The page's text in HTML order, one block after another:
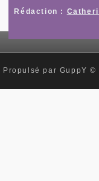
Rédaction :
Propulsé par GuppY©